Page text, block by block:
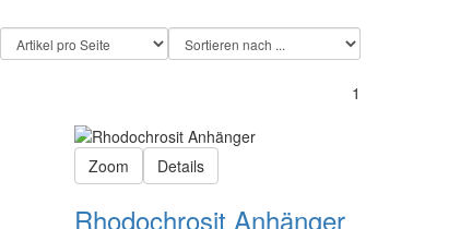
1
Zoom Details
Rhodochrosit Anhänger